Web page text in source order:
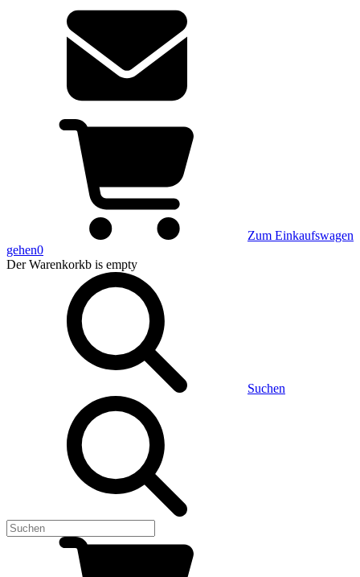
Zum Einkaufswagen
gehen0
Der Warenkorkb is empty
Suchen